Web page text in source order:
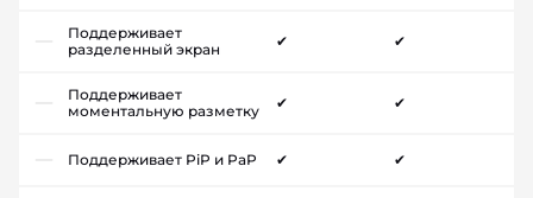
Поддерживает
разделенный экран
✔ ✔
Поддерживает
моментальную разметку
✔ ✔
Поддерживает PiP и PaP ✔ ✔